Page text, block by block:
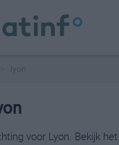
voor Lyon. Bekijk